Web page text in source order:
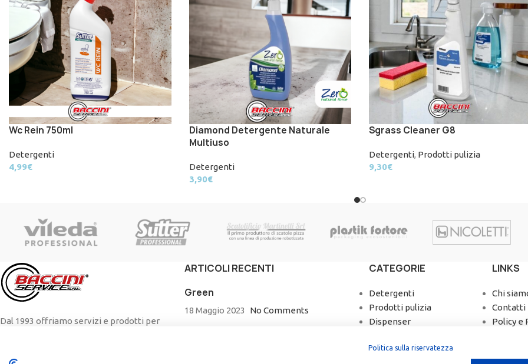
Wc Rein 750ml
Detergenti
4,99€
Diamond Detergente Naturale
Multiuso
Detergenti
3,90€
Sgrass Cleaner G8
Detergenti, Prodotti pulizia
9,30€
Dal 1993 offriamo servizi e prodotti per
Via Sabotino 53, – 04100 – Borgo Piave,
ARTICOLI RECENTI
Green
18 Maggio 2023 No Comments
CATEGORIE
Detergenti
Prodotti pulizia
Dispenser
Take Away
LINKS
Chi
Contatti
Policy e
Politica sulla riservatezza